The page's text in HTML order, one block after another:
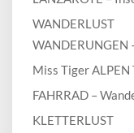
WANDERLUST
WANDERUNGEN
Miss Tiger
FAHRRAD –
KLETTERLUST